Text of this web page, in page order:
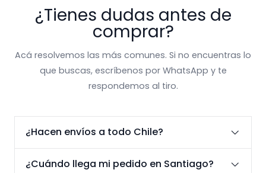
¿Tienes dudas antes de
comprar?
Acá resolvemos las más comunes. Si no encuentras lo
que buscas, escríbenos por WhatsApp y te
respondemos al tiro.
¿Hacen envíos a todo Chile?
¿Cuándo llega mi pedido en Santiago?